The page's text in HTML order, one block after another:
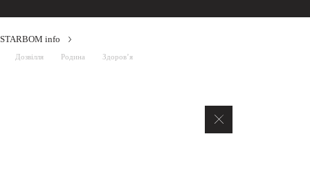
Дозвілля Родина Здоров’я
STARBOM info